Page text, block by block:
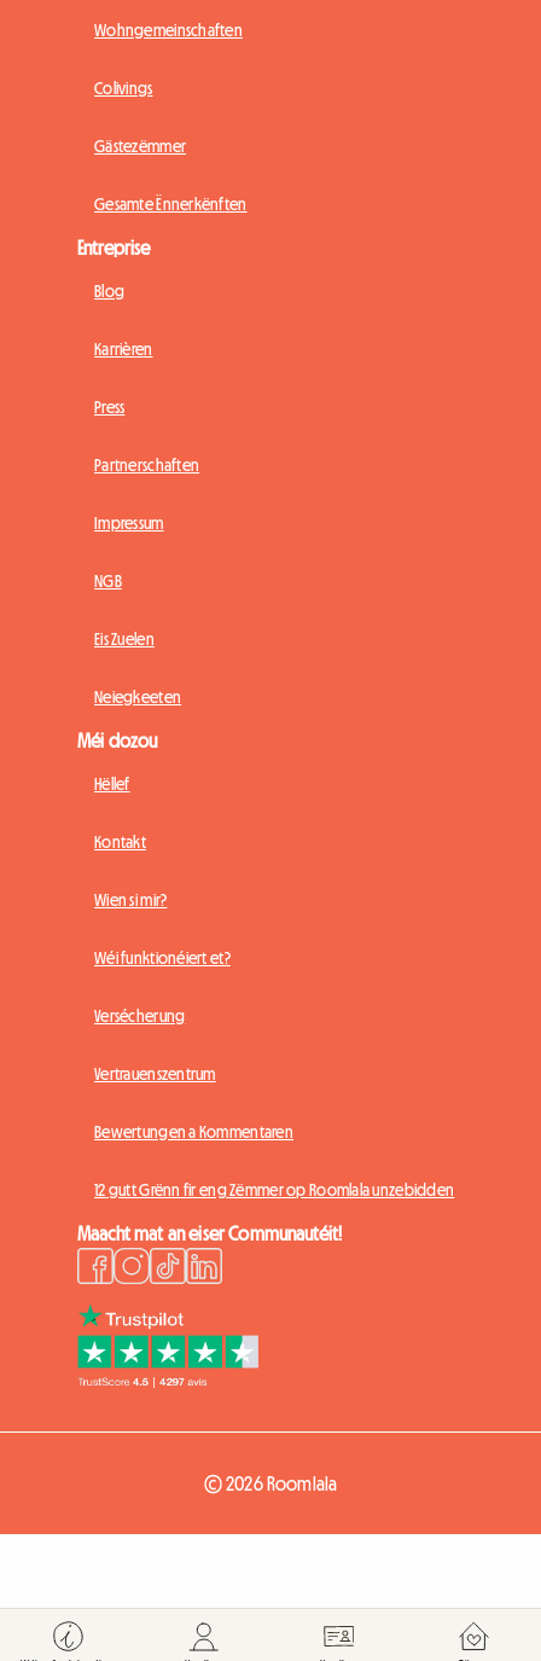
Wohngemeinschaften
Colivings
Gästezëmmer
Gesamte Ënnerkënften
Entreprise
Blog
Karrièren
Press
Partnerschaften
Impressum
NGB
Eis Zuelen
Neiegkeeten
Méi dozou
Hëllef
Kontakt
Wien si mir?
Wéi funktionéiert et?
Versécherung
Vertrauenszentrum
Bewertungen a Kommentaren
12 gutt Grënn fir eng Zëmmer op Roomlala unzebidden
Maacht mat an eiser Communautéit!
© 2026 Roomlala